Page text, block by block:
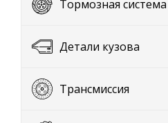
Тормозная система
Детали кузова
Трансмиссия